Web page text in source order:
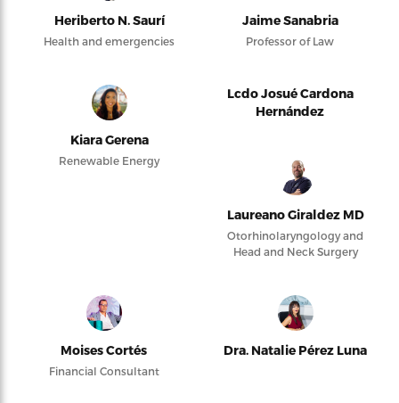
Heriberto N. Saurí
Health and emergencies
Jaime Sanabria
Professor of Law
Kiara Gerena
Renewable Energy
Lcdo Josué Cardona
Hernández
Laureano Giraldez MD
Otorhinolaryngology and
Head and Neck Surgery
Moises Cortés
Financial Consultant
Dra. Natalie Pérez Luna